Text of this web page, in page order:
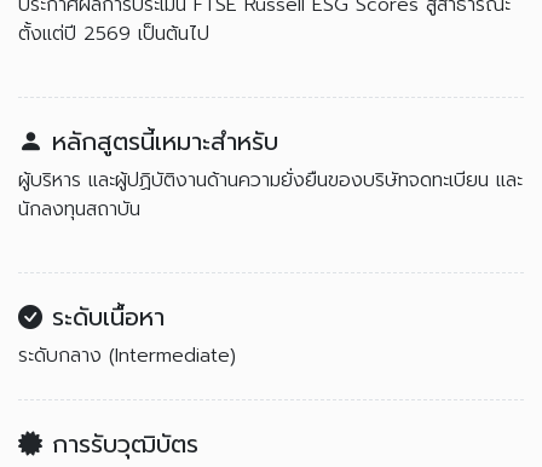
ตั้งแต่ปี 2569 เป็นต้นไป
หลักสูตรนี้เหมาะสำหรับ
ผู้บริหาร และผู้ปฏิบัติงานด้านความยั่งยืนของบริษัทจดทะเบียน และ
นักลงทุนสถาบัน
ระดับเนื้อหา
ระดับกลาง (Intermediate)
การรับวุฒิบัตร